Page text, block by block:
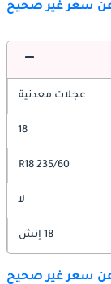
عن سعر غير صحيح
عجلات معدنية
18
235/60 R18
لا
18 إنش
عن سعر غير صحيح